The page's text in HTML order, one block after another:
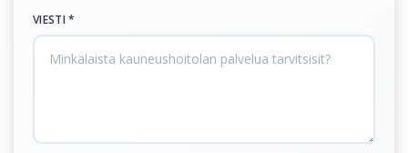
VIESTI *